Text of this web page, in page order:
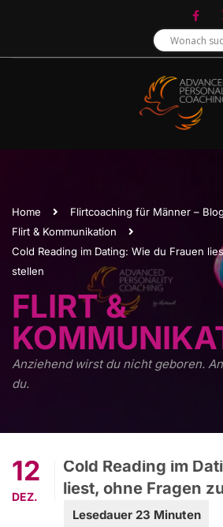
Home
Flirtcoaching für Männer – Blog
Flirt & Kommunikation
Cold Reading im Dating: Wie du Frauen
stellen
FLIRT &
Anziehend wirst du nicht geboren.
du.
12
DEZ.
Cold Reading im
liest, ohne Fragen